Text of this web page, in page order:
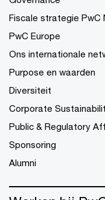
Fiscale strategie PwC
PwC Europe
Ons internationale
Purpose en waarden
Diversiteit
Corporate
Public & Regulatory
Sponsoring
Alumni